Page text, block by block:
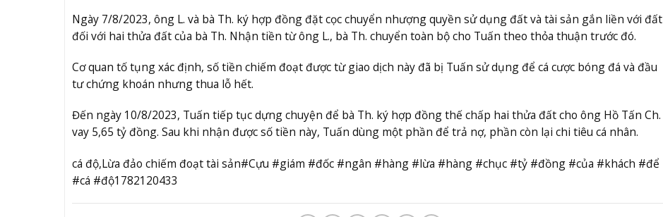
Ngày 7/8/2023, ông L. và bà Th. ký hợp đồng đặt cọc chuyển nhượng quyền sử dụng đất và tài sản gắn liền với đất
đối với hai thửa đất của bà Th. Nhận tiền từ ông L., bà Th. chuyển toàn bộ cho Tuấn theo thỏa thuận trước đó.
Cơ quan tố tụng xác định, số tiền chiếm đoạt được từ giao dịch này đã bị Tuấn sử dụng để cá cược bóng đá và đầu
tư chứng khoán nhưng thua lỗ hết.
Đến ngày 10/8/2023, Tuấn tiếp tục dựng chuyện để bà Th. ký hợp đồng thế chấp hai thửa đất cho ông Hồ Tấn Ch.
vay 5,65 tỷ đồng. Sau khi nhận được số tiền này, Tuấn dùng một phần để trả nợ, phần còn lại chi tiêu cá nhân.
cá độ,Lừa đảo chiếm đoạt tài sản#Cựu #giám #đốc #ngân #hàng #lừa #hàng #chục #tỷ #đồng #của #khách #để
#cá #độ1782120433